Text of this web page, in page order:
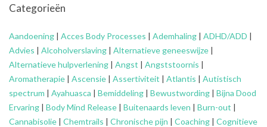
Categorieën
Aandoening | Acces Body Processes | Ademhaling | ADHD/ADD |
Advies | Alcoholverslaving | Alternatieve geneeswijze |
Alternatieve hulpverlening | Angst | Angststoornis |
Aromatherapie | Ascensie | Assertiviteit | Atlantis | Autistisch
spectrum | Ayahuasca | Bemiddeling | Bewustwording | Bijna Dood
Ervaring | Body Mind Release | Buitenaards leven | Burn-out |
Cannabisolie | Chemtrails | Chronische pijn | Coaching | Cognitieve